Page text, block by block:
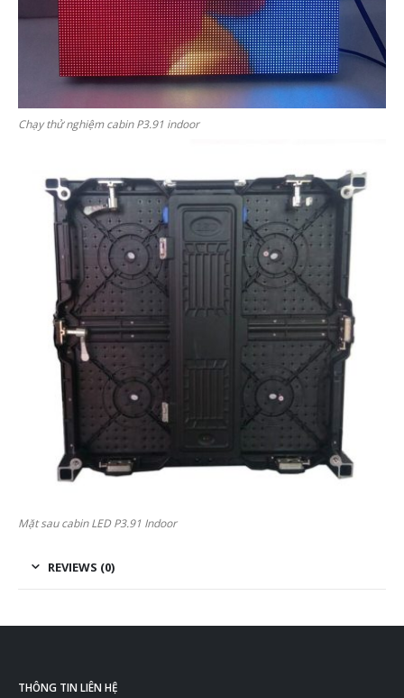
Chạy thử nghiệm cabin P3.91 indoor
Mặt sau cabin LED P3.91 Indoor
REVIEWS (0)
THÔNG TIN LIÊN HỆ